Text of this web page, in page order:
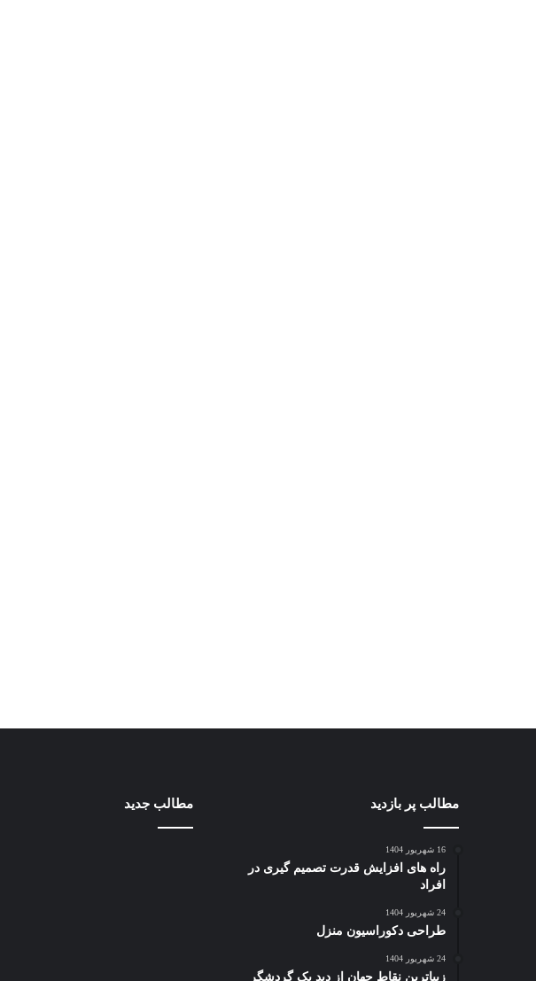
مطالب پر بازدید
16 شهریور 1404
راه های افزایش قدرت تصمیم گیری در
افراد
24 شهریور 1404
طراحی دکوراسیون منزل
24 شهریور 1404
زیباترین نقاط جهان از دید یک گردشگر
مطالب جدید